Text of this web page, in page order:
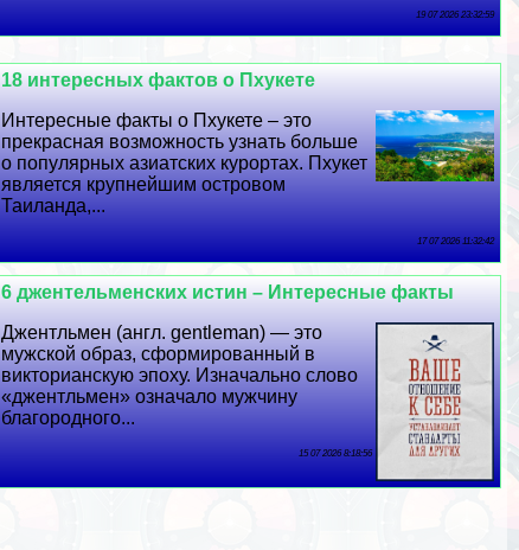
19 07 2026 23:32:59
18 интересных фактов о Пхукете
Интересные факты о Пхукете – это
прекрасная возможность узнать больше
о популярных азиатских курортах. Пхукет
является крупнейшим островом
Таиланда,...
17 07 2026 11:32:42
6 джентельменских истин – Интересные факты
Джентльмен (англ. gentleman) — это
мужской образ, сформированный в
викторианскую эпоху. Изначально слово
«джентльмен» означало мужчину
благородного...
15 07 2026 8:18:56